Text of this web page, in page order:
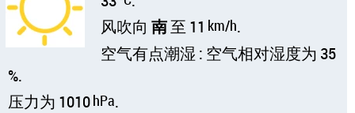
风吹向 南至 11 km/h.
空气有点潮湿 : 空气相对湿度为 35
%.
压力为 1010hPa.